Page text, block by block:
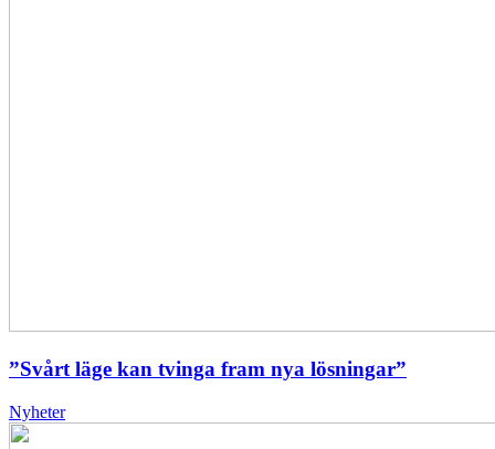
”Svårt läge kan tvinga fram nya lösningar”
Nyheter